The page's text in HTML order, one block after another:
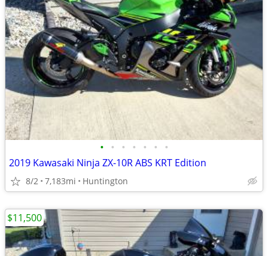
• • • • • • •
2019 Kawasaki Ninja ZX-10R ABS KRT Edition
8/2 7,183mi Huntington
$11,500